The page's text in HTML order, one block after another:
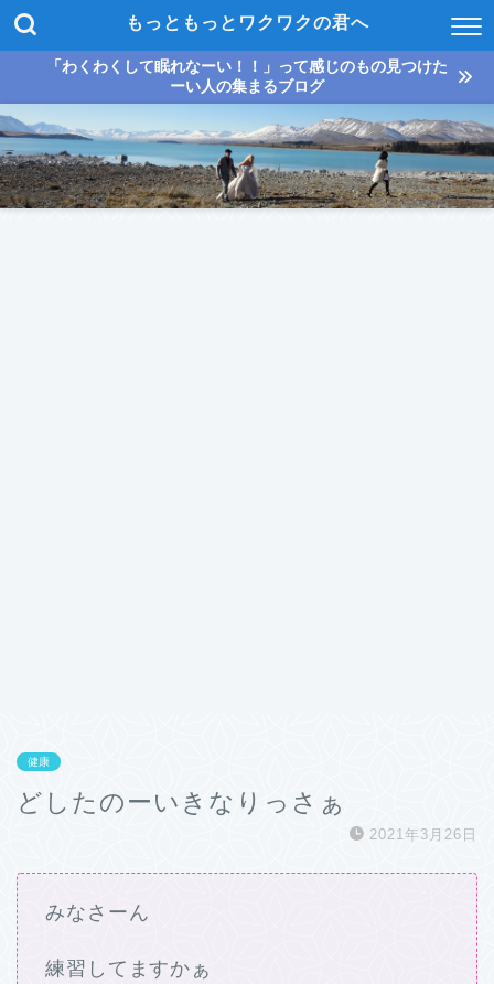
もっともっとワクワクの君へ
「わくわくして眠れなーい！！」って感じのもの見つけた
ーい人の集まるブログ
健康
どしたのーいきなりっさぁ
2021年3月26日
みなさーん
練習してますかぁ